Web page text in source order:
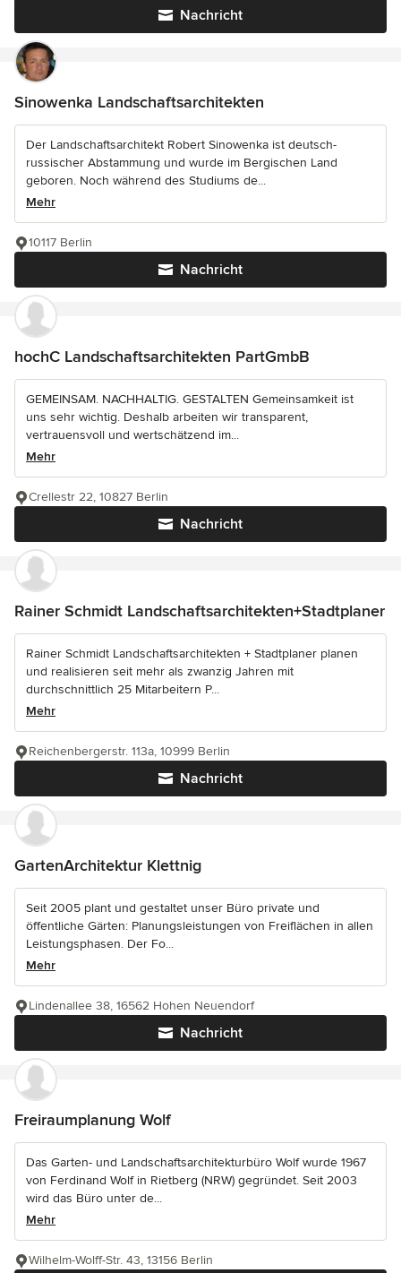
Nachricht
Sinowenka Landschaftsarchitekten
Der Landschaftsarchitekt Robert Sinowenka ist deutsch-
russischer Abstammung und wurde im Bergischen Land
geboren. Noch während des Studiums de...
Mehr
Nachricht
10117 Berlin
hochC Landschaftsarchitekten PartGmbB
GEMEINSAM. NACHHALTIG. GESTALTEN Gemeinsamkeit ist
uns sehr wichtig. Deshalb arbeiten wir transparent,
vertrauensvoll und wertschätzend im...
Mehr
Nachricht
Crellestr 22, 10827 Berlin
Rainer Schmidt Landschaftsarchitekten+Stadtplaner
Rainer Schmidt Landschaftsarchitekten + Stadtplaner planen
und realisieren seit mehr als zwanzig Jahren mit
durchschnittlich 25 Mitarbeitern P...
Mehr
Nachricht
Reichenbergerstr. 113a, 10999 Berlin
GartenArchitektur Klettnig
Seit 2005 plant und gestaltet unser Büro private und
öffentliche Gärten: Planungsleistungen von Freiflächen in allen
Leistungsphasen. Der Fo...
Mehr
Nachricht
Lindenallee 38, 16562 Hohen Neuendorf
Freiraumplanung Wolf
Das Garten- und Landschaftsarchitekturbüro Wolf wurde 1967
von Ferdinand Wolf in Rietberg (NRW) gegründet. Seit 2003
wird das Büro unter de...
Mehr
Wilhelm-Wolff-Str. 43, 13156 Berlin